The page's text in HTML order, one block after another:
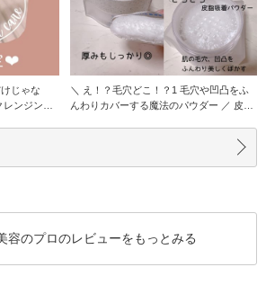
じゃな
＼ え！？毛穴どこ！？1 毛穴や凹凸をふ
んわりカバーする魔法のパウダー ／ 皮脂
容のプロのレビューをもっとみる